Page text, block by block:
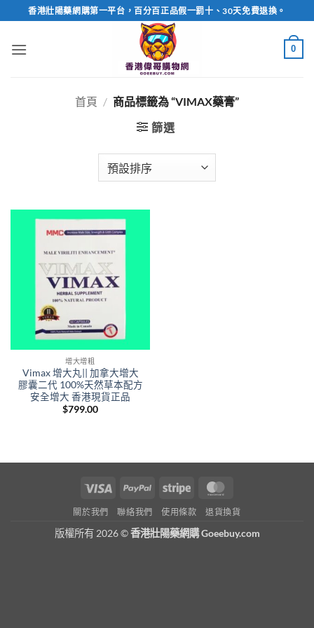
to
content
香港壯陽藥網購第一平台，百分百正品假一罰十、30天免費退換。
0
首頁 / 商品標籤為 “VIMAX藥膏”
篩選
增大增粗
Vimax 增大丸|| 加拿大增大
膠囊二代 100%天然草本配方
安全增大 香港現貨正品
$799.00
Visa PayPal Stripe
關於我們 聯絡我們 使用條款 退貨換貨
版權所有 2026 ©香港壯陽藥網購 Goeebuy.com